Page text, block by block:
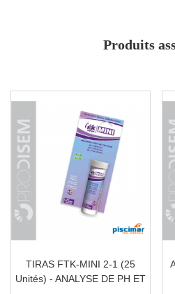
Tous types de surfaces
Produits
TIRAS FTK-MINI 2-1 (25
Unités) - ANALYSE DE PH ET